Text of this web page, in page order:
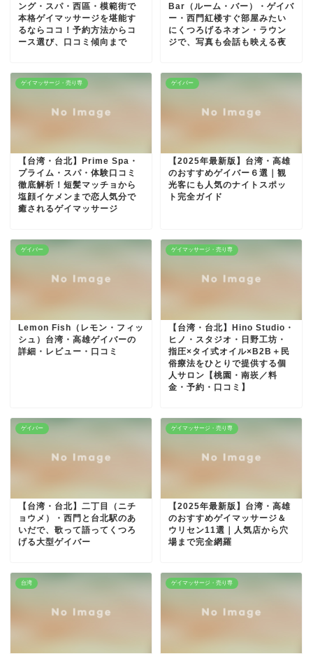
ング・スパ・西區・模範街で
本格ゲイマッサージを堪能す
るならココ！予約方法からコ
ース選び、口コミ傾向まで
Bar（ルーム・バー）・ゲイバ
ー・西門紅楼すぐ部屋みたい
にくつろげるネオン・ラウン
ジで、写真も会話も映える夜
ゲイマッサージ・売り専
【台湾・台北】Prime Spa・
プライム・スパ・体験口コミ
徹底解析！短髪マッチョから
塩顔イケメンまで恋人気分で
癒されるゲイマッサージ
ゲイバー
【2025年最新版】台湾・高雄
のおすすめゲイバー６選｜観
光客にも人気のナイトスポッ
ト完全ガイド
ゲイバー
Lemon Fish（レモン・フィッ
シュ）台湾・高雄ゲイバーの
詳細・レビュー・口コミ
ゲイマッサージ・売り専
【台湾・台北】Hino Studio・
ヒノ・スタジオ・日野工坊・
指圧×タイ式オイル×B2B＋民
俗療法をひとりで提供する個
人サロン【桃園・南崁／料
金・予約・口コミ】
ゲイバー
【台湾・台北】二丁目（ニチ
ョウメ）・西門と台北駅のあ
いだで、歌って語ってくつろ
げる大型ゲイバー
ゲイマッサージ・売り専
【2025年最新版】台湾・高雄
のおすすめゲイマッサージ＆
ウリセン11選｜人気店から穴
場まで完全網羅
台湾 ゲイマッサージ・売り専